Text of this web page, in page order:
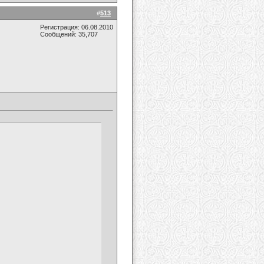
#513
Регистрация: 06.08.2010
Сообщений: 35,707